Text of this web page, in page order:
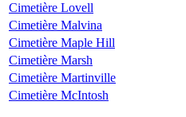
Cimetière Lovell
Cimetière Malvina
Cimetière Maple Hill
Cimetière Marsh
Cimetière Martinville
Cimetière McIntosh